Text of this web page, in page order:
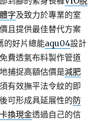
字及致力於專業的室
且提供最佳替代方案
的好片總能aqu04設計
費透氣布料製作管道
捕捉高額估價是減肥
有效撫平法令紋的即
可形成具延展性的防
換現金透過自己的信